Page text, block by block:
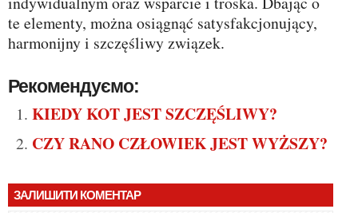
te elementy, można osiągnąć satysfakcjonujący,
harmonijny i szczęśliwy związek.
Рекомендуємо:
KIEDY KOT JEST SZCZĘŚLIWY?
CZY RANO CZŁOWIEK JEST WYŻSZY?
ЗАЛИШИТИ КОМЕНТАР